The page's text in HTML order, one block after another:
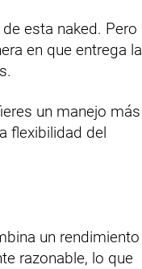
esta naked. Pero
en que entrega la
un manejo más
flexibilidad del
un rendimiento
razonable, lo que